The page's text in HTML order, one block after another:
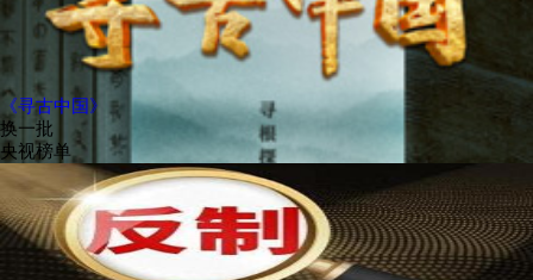
《寻古中国》
换一批
央视榜单